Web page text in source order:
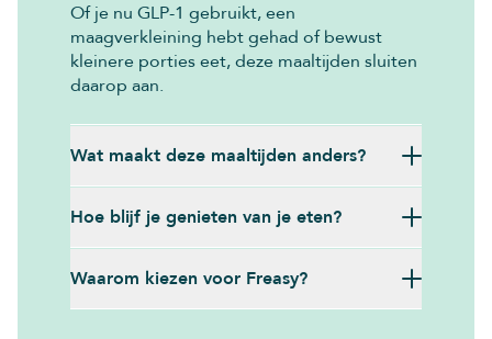
Of je nu GLP-1 gebruikt, een
maagverkleining hebt gehad of bewust
kleinere porties eet, deze maaltijden sluiten
daarop aan.
Wat maakt deze maaltijden anders?
Hoe blijf je genieten van je eten?
Waarom kiezen voor Freasy?